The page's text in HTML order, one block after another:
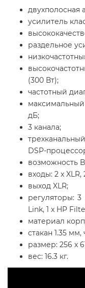
двухполосная
усилитель
раздельное
(300 Вт);
частотный
дБ;
3 канала;
DSP-
возможность
входы: 2 x XLR,
выход XLR;
регуляторы:
Link, 1 x HP
материал
стакан 1.35
размер: 256 x
вес: 16.3 кг.